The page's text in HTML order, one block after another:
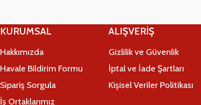
KURUMSAL
Hakkımızda
Havale Bildirim Formu
Sipariş Sorgula
İş Ortaklarımız
ALIŞVERİŞ
Gizlilik ve Güvenlik
İptal ve İade Şartları
Kişisel Veriler Politikası